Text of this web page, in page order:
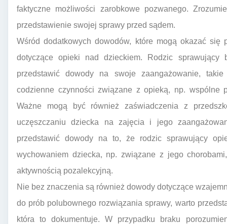
faktyczne możliwości zarobkowe pozwanego.
przedstawienie swojej sprawy przed sądem.
Wśród dodatkowych dowodów, które mogą okazać się
dotyczące opieki nad dzieckiem. Rodzic sprawujący
przedstawić dowody na swoje zaangażowanie,
codzienne czynności związane z opieką, np. wspólne
Ważne mogą być również zaświadczenia z
uczęszczaniu dziecka na zajęcia i jego
przedstawić dowody na to, że rodzic sprawujący
wychowaniem dziecka, np. związane z jego
aktywnością pozalekcyjną.
Nie bez znaczenia są również dowody dotyczące
do prób polubownego rozwiązania sprawy, warto
która to dokumentuje. W przypadku braku